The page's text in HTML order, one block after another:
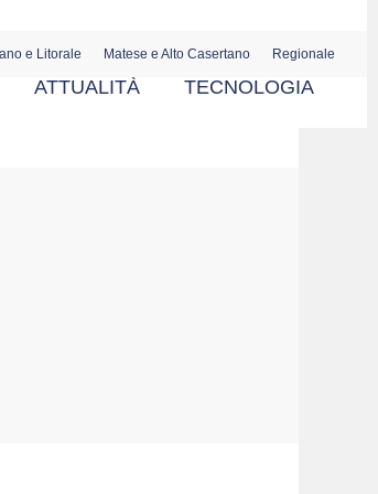
e Litorale Matese e Alto Casertano Regionale
ATTUALITÀ TECNOLOGIA